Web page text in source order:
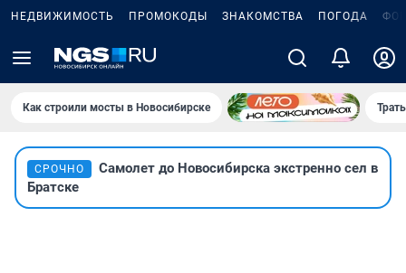
НЕДВИЖИМОСТЬ ПРОМОКОДЫ ЗНАКОМСТВА ПОГОДА
Как строили мосты в Новосибирске
СРОЧНО
Самолет до Новосибирска экстренно сел в
Братске